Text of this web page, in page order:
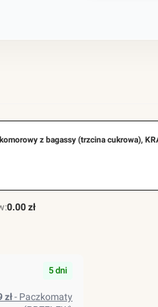
z bagassy (trzcina cukrowa),
0.00 zł
5 dni
zł- Paczkomaty